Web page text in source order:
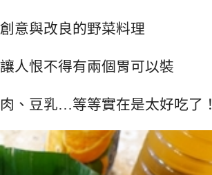
意與改良的野菜料理
人恨不得有兩個胃可以裝
、豆乳…等等實在是太好吃了！